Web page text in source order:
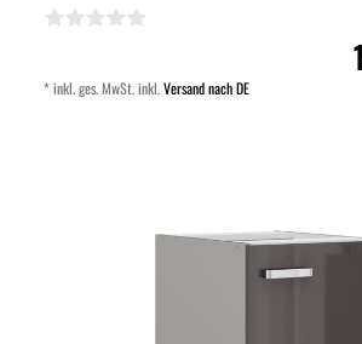
*inkl. ges. MwSt.inkl.Versand nach DE